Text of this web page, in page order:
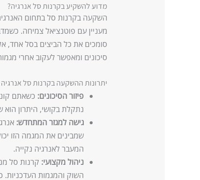
מדוע להשקיע בקרנות סל אנרגיה?
השקעה בקרנות סל בתחום
מעניין עם פוטנציאל צמיחה.
סומכים את כל הביצים בסל אחד,
סיכונים ומאפשר לעקוב אחרי
יתרונות ההשקעה בקרנות סל אנרגיה
פיזור הסיכונים: כשאתם
נתקלת בקושי, היתרון
גישה למגזר המתחדש:
שמבינים את המגמה הזו
המעבר לאנרגיה נקייה.
ניהול מקצועי: קרנות סל
השוק והמגמות העדכניות.